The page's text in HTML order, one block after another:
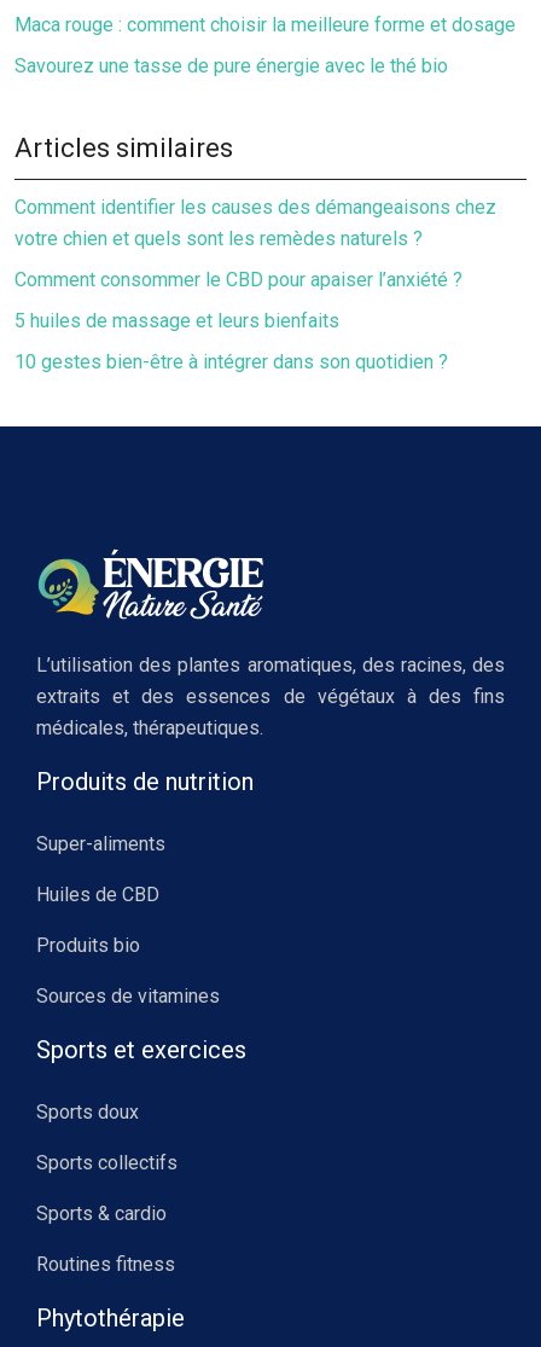
Maca rouge : comment choisir la meilleure forme et dosage
Savourez une tasse de pure énergie avec le thé bio
Articles similaires
Comment identifier les causes des démangeaisons chez
votre chien et quels sont les remèdes naturels ?
Comment consommer le CBD pour apaiser l’anxiété ?
5 huiles de massage et leurs bienfaits
10 gestes bien-être à intégrer dans son quotidien ?
L’utilisation des plantes aromatiques, des racines, des
extraits et des essences de végétaux à des fins
médicales, thérapeutiques.
Produits de nutrition
Super-aliments
Huiles de CBD
Produits bio
Sources de vitamines
Sports et exercices
Sports doux
Sports collectifs
Sports & cardio
Routines fitness
Phytothérapie